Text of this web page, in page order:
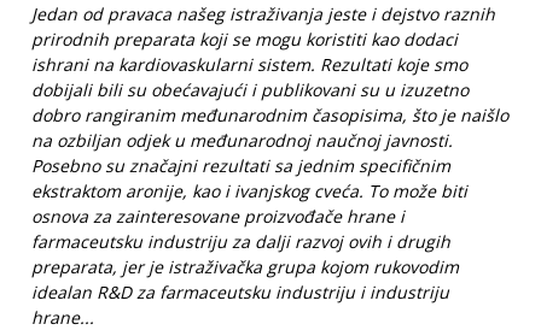
Jedan od pravaca našeg istraživanja jeste i dejstvo raznih
prirodnih preparata koji se mogu koristiti kao dodaci
ishrani na kardiovaskularni sistem. Rezultati koje smo
dobijali bili su obećavajući i publikovani su u izuzetno
dobro rangiranim međunarodnim časopisima, što je naišlo
na ozbiljan odjek u međunarodnoj naučnoj javnosti.
Posebno su značajni rezultati sa jednim specifičnim
ekstraktom aronije, kao i ivanjskog cveća. To može biti
osnova za zainteresovane proizvođače hrane i
farmaceutsku industriju za dalji razvoj ovih i drugih
preparata, jer je istraživačka grupa kojom rukovodim
idealan R&D za farmaceutsku industriju i industriju
hrane...